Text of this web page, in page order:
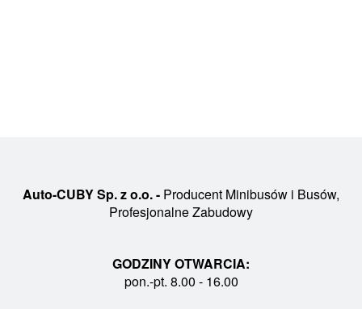
Auto-CUBY Sp. z o.o. - Producent Minibusów i Busów,
Profesjonalne Zabudowy
GODZINY OTWARCIA:
pon.-pt. 8.00 - 16.00